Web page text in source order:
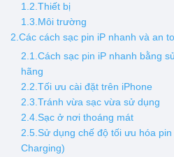
1.2.Thiết bị
1.3.Môi trường
2.Các cách sạc pin iP nhanh và an
2.1.Cách sạc pin iP nhanh bằng
hãng
2.2.Tối ưu cài đặt trên iPhone
2.3.Tránh vừa sạc vừa sử dụng
2.4.Sạc ở nơi thoáng mát
2.5.Sử dụng chế độ tối ưu hóa
Charging)